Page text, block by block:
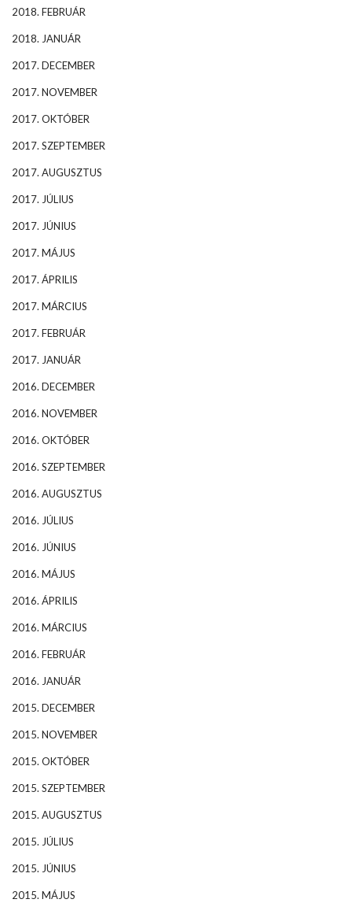
2018. FEBRUÁR
2018. JANUÁR
2017. DECEMBER
2017. NOVEMBER
2017. OKTÓBER
2017. SZEPTEMBER
2017. AUGUSZTUS
2017. JÚLIUS
2017. JÚNIUS
2017. MÁJUS
2017. ÁPRILIS
2017. MÁRCIUS
2017. FEBRUÁR
2017. JANUÁR
2016. DECEMBER
2016. NOVEMBER
2016. OKTÓBER
2016. SZEPTEMBER
2016. AUGUSZTUS
2016. JÚLIUS
2016. JÚNIUS
2016. MÁJUS
2016. ÁPRILIS
2016. MÁRCIUS
2016. FEBRUÁR
2016. JANUÁR
2015. DECEMBER
2015. NOVEMBER
2015. OKTÓBER
2015. SZEPTEMBER
2015. AUGUSZTUS
2015. JÚLIUS
2015. JÚNIUS
2015. MÁJUS